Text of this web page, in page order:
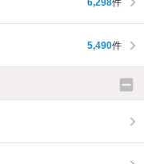
5,490件